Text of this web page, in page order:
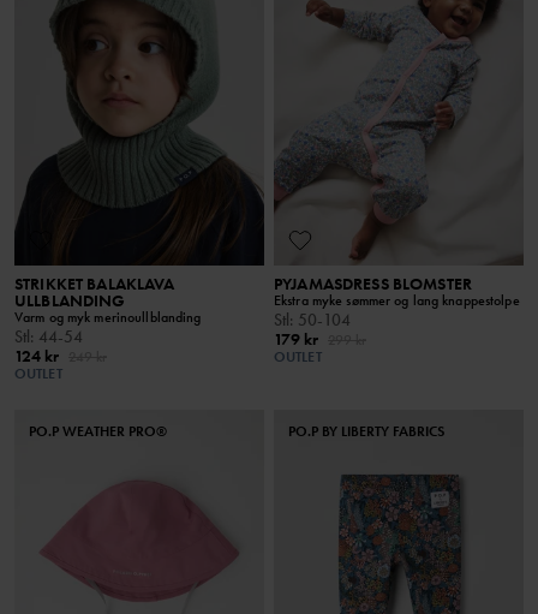
STRIKKET BALAKLAVA
ULLBLANDING
Varm og myk merinoullblanding
Stl: 44-54
124 kr
OUTLET
PYJAMASDRESS BLOMSTER
Ekstra myke sømmer og lang knappestolpe
Stl: 50-104
179 kr
OUTLET
PO.P WEATHER PRO® PO.P BY LIBERTY FABRICS